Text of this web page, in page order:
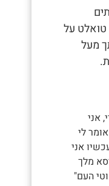
טואלט על
מעל
אני
לי
אני
מלך
העם"